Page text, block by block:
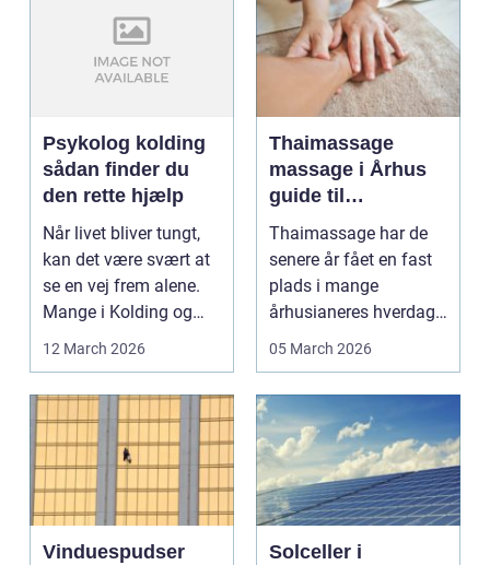
Psykolog kolding
sådan finder du
den rette hjælp
Når livet bliver tungt,
kan det være svært at
se en vej frem alene.
Mange i Kolding og
omegn søger p...
12 March 2026
Thaimassage
massage i Århus
guide til
afslapning,
smidighed og
bedre velvære
Thaimassage har de
senere år fået en fast
plads i mange
århusianeres hverdag.
Flere bruger den både
05 March 2026
Vinduespudser
Solceller i